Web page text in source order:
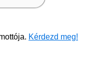
Kérdezd meg!